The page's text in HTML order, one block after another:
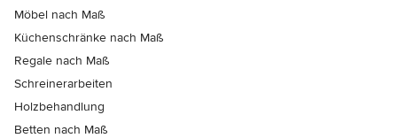
Möbel nach Maß
Küchenschränke nach Maß
Regale nach Maß
Schreinerarbeiten
Holzbehandlung
Betten nach Maß